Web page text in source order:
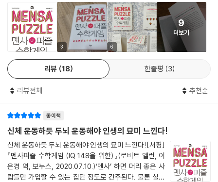
수학적 사고는 주어진 조건을 논리에 맞춰 조합해 문제를 합리적으로 해결
할 수 있는 능력이다. 일상에서 마주치는 것들의 겉모습이 아닌 본질에 집
중할 수 있게 도와주며, 이것은 곧 문제해결력으로 이어진다. 영국의 공학
과 자연과학 연구위원회(EPSRC) 및 일본 문부과학성은 “미래의 산업은
수학이 좌우할 것이며, 수학적 사고는 4차 산업혁명 시대에 일어날 파괴적
혁신을 일으킬 강력한 도구가 될 것이다.”라는 말로 수학적 사고의 중요성
장 인기가 없는 과목 중 하나다. 우리나라 중학생 중 약 12%가 수학 개념을
투자하는 시간이 점점 늘어나고 있음에도 수포자 비율은 매년 증가하고 있
다. 수많은 숫자와 계산, 기호들을 보고 있자면 머리가 지끈지끈해지고 지
루하다는 생각부터 드는 것이다. 퍼즐은 이처럼 딱딱한 수학에 질려버린
사람들이 재미있게 수학적 사고력을 키울 수 있는 최고의 두뇌 놀이다. 《멘
사퍼즐 수학게임》의 다양한 수학 문제를 만나보자. 퍼즐에 집중해 주어진
조건과 단서의 관계를 파악하고, 다양한 풀이법을 고민하며 문제 해결의
3 6
9
더보기
리뷰 18 한줄평 3
리뷰전체 추천순
종이책
신체 운동하듯 두뇌 운동해야 인생의 묘미 느낀다!
신체 운동하듯 두뇌 운동해야 인생의 묘미 느낀다![서평]
『멘사퍼즐 수학게임 (IQ 148을 위한)』(로버트 앨런, 이
은경 역, 보누스, 2020.07.10.)‘멘사’ 하면 머리 좋은 사
람들만 가입할 수 있는 집단 정도로 간주된다. 물론 실제